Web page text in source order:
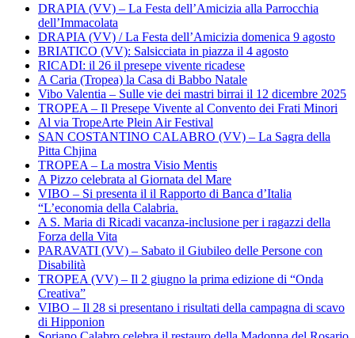
DRAPIA (VV) – La Festa dell’Amicizia alla Parrocchia
dell’Immacolata
DRAPIA (VV) / La Festa dell’Amicizia domenica 9 agosto
BRIATICO (VV): Salsicciata in piazza il 4 agosto
RICADI: il 26 il presepe vivente ricadese
A Caria (Tropea) la Casa di Babbo Natale
Vibo Valentia – Sulle vie dei mastri birrai il 12 dicembre 2025
TROPEA – Il Presepe Vivente al Convento dei Frati Minori
Al via TropeArte Plein Air Festival
SAN COSTANTINO CALABRO (VV) – La Sagra della
Pitta Chjina
TROPEA – La mostra Visio Mentis
A Pizzo celebrata al Giornata del Mare
VIBO – Si presenta il il Rapporto di Banca d’Italia
“L’economia della Calabria.
A S. Maria di Ricadi vacanza-inclusione per i ragazzi della
Forza della Vita
PARAVATI (VV) – Sabato il Giubileo delle Persone con
Disabilità
TROPEA (VV) – Il 2 giugno la prima edizione di “Onda
Creativa”
VIBO – Il 28 si presentano i risultati della campagna di scavo
di Hipponion